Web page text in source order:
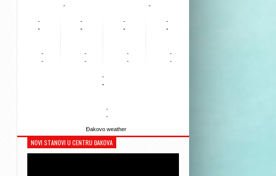
-
-
-
-
-
-
-
-
-
-
-
-
-
-
-
-
-
-
-
-
-
-
Đakovo weather
NOVI STANOVI U CENTRU ĐAKOVA